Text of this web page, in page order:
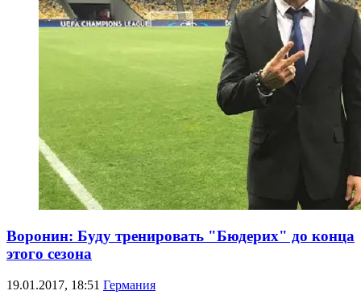
Воронин: Буду тренировать "Бюдерих" до конца
этого сезона
19.01.2017, 18:51 Германия